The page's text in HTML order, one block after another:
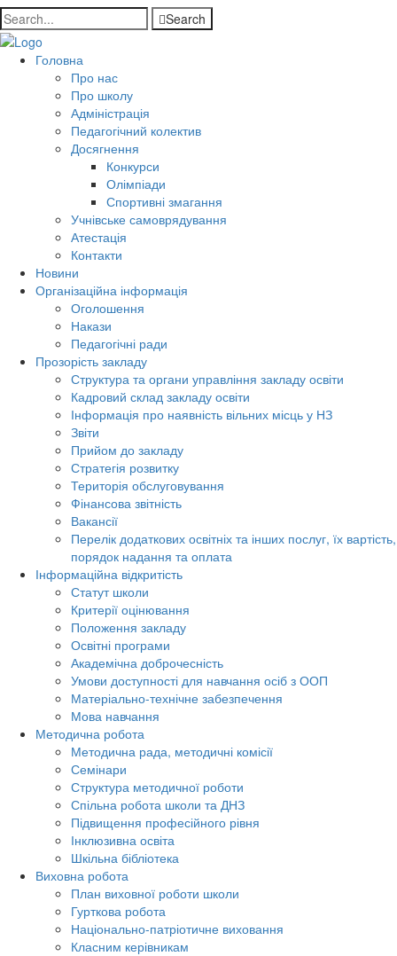
Search
Головна
Про нас
Про школу
Адміністрація
Педагогічний колектив
Досягнення
Конкурси
Олімпіади
Спортивні змагання
Учнівське самоврядування
Атестація
Контакти
Новини
Організаційна інформація
Оголошення
Накази
Педагогічні ради
Прозорість закладу
Структура та органи управління закладу освіти
Кадровий склад закладу освіти
Інформація про наявність вільних місць у НЗ
Звіти
Прийом до закладу
Стратегія розвитку
Територія обслуговування
Фінансова звітність
Вакансії
Перелік додаткових освітніх та інших послуг, їх вартість,
порядок надання та оплата
Інформаційна відкритість
Статут школи
Критерії оцінювання
Положення закладу
Освітні програми
Академічна доброчесність
Умови доступності для навчання осіб з ООП
Матеріально-технічне забезпечення
Мова навчання
Методична робота
Методична рада, методичні комісії
Семінари
Структура методичної роботи
Спільна робота школи та ДНЗ
Підвищення професійного рівня
Інклюзивна освіта
Шкільна бібліотека
Виховна робота
План виховної роботи школи
Гурткова робота
Національно-патріотичне виховання
Класним керівникам